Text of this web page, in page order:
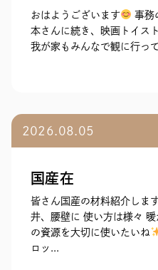
おはようございます
事務
本さんに続き、映画トイス
我が家もみんなで観に行っ
2026.08.05
国産在
皆さん国産の材料紹介しま
井、腰壁に 使い方は様々
の資源を大切に使いたいね
ロッ...